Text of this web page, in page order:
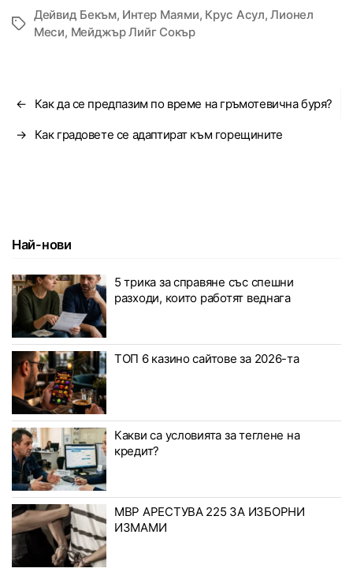
Tags
Дейвид Бекъм, Интер Маями, Крус Асул,Лионел
Меси, Мейджър Лийг Сокър
← Как да се предпазим по време на гръмотевична буря?
→ Как градовете се адaптират към горещините
Най-нови
5 трика за справяне със спешни
разходи, които работят веднага
ТОП 6 казино сайтове за 2026-та
Какви са условията за теглене на
кредит?
МВР АРЕСТУВА 225 ЗА ИЗБОРНИ
ИЗМАМИ